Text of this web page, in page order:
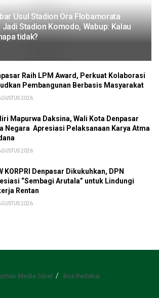
Usul Stadion Ora Flobamorata
Jadi Stadion Komodo, Wabup: Kalau
tidak?
Raih LPM Award, Perkuat Kolaborasi
Pembangunan Berbasis Masyarakat
2026
Mapurwa Daksina, Wali Kota Denpasar
Negara Apresiasi Pelaksanaan Karya Atma
2026
KORPRI Denpasar Dikukuhkan, DPN
“Sembagi Arutala” untuk Lindungi
Rentan
2026
Media Siber Box Redaksi